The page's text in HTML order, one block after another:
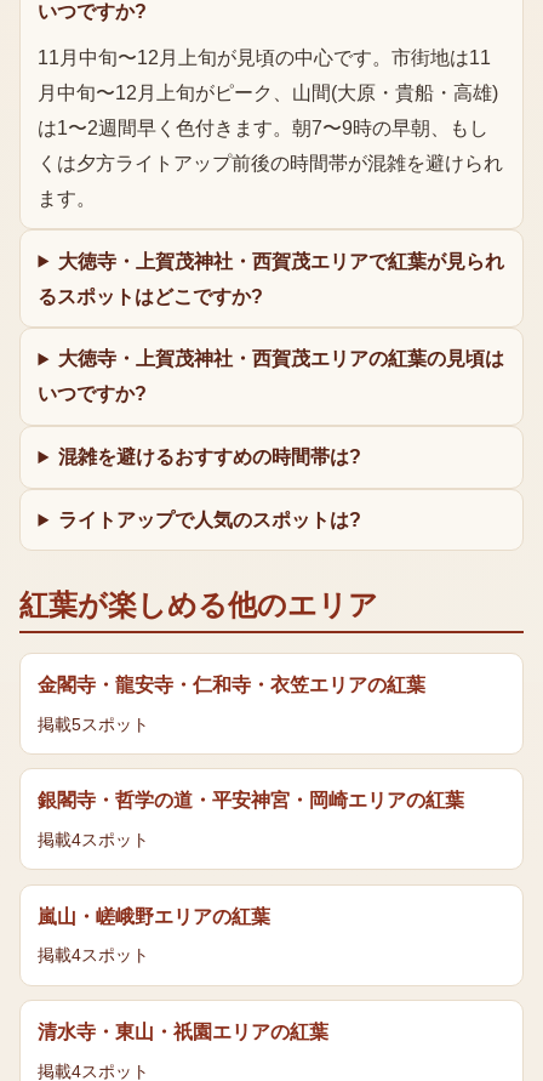
いつですか?
11月中旬〜12月上旬が見頃の中心です。市街地は11
月中旬〜12月上旬がピーク、山間(大原・貴船・高雄)
は1〜2週間早く色付きます。朝7〜9時の早朝、もし
くは夕方ライトアップ前後の時間帯が混雑を避けられ
ます。
大徳寺・上賀茂神社・西賀茂エリアで紅葉が見られ
るスポットはどこですか?
大徳寺・上賀茂神社・西賀茂エリアの紅葉の見頃は
いつですか?
混雑を避けるおすすめの時間帯は?
ライトアップで人気のスポットは?
紅葉が楽しめる他のエリア
金閣寺・龍安寺・仁和寺・衣笠エリアの紅葉
掲載5スポット
銀閣寺・哲学の道・平安神宮・岡崎エリアの紅葉
掲載4スポット
嵐山・嵯峨野エリアの紅葉
掲載4スポット
清水寺・東山・祇園エリアの紅葉
掲載4スポット